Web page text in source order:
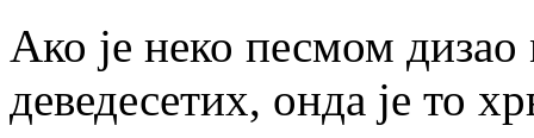
Ако је неко песмом
деведесетих, онда је то